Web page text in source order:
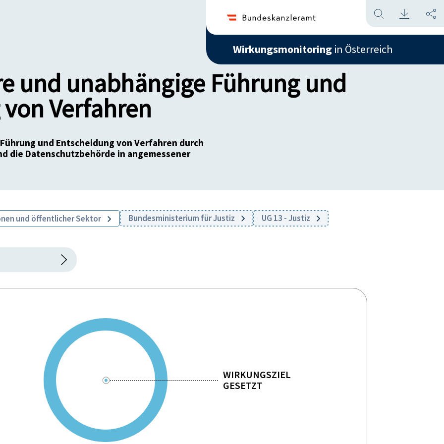
Wirkungsmonitoring in Österreich
und unabhängige Führung und
Verfahren
und Entscheidung von Verfahren durch
die Datenschutzbehörde in angemessener
und öffentlicher Sektor Bundesministerium für Justiz UG 13 - Justiz
WIRKUNGSZIEL
GESETZT